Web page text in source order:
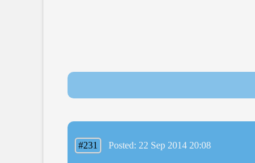
#231 Posted: 22 Sep 2014 20:08